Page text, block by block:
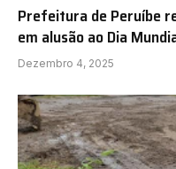
Prefeitura de Peruíbe
em alusão ao Dia
Dezembro 4, 2025